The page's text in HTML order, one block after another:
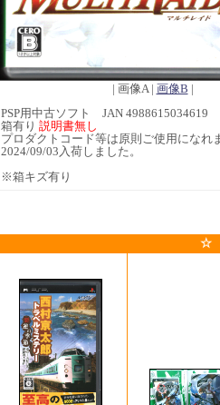
| 画像A | 画像B |
PSP用中古ソフト JAN 4988615034619
箱有り 説明書無し
プロダクトコード等は原則ご使用になれ
2024/09/03入荷しました。
※箱キズ有り
☆